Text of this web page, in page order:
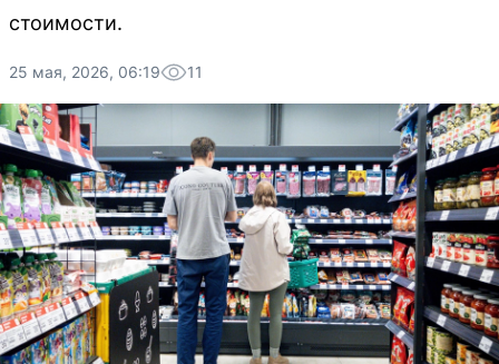
стоимости.
25 мая, 2026, 06:19 11